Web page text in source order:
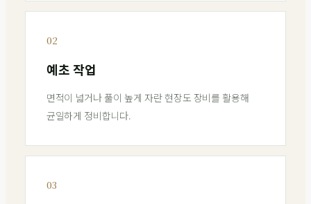
02
예초 작업
면적이 넓거나 풀이 높게 자란 현장도 장비를 활용해
균일하게 정비합니다.
03